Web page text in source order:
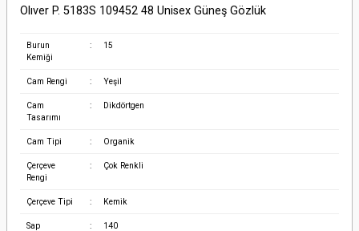
Olıver P. 5183S 109452 48 Unisex Güneş Gözlük
Burun
Kemiği
: 15
Cam Rengi : Yeşil
Cam
Tasarımı
: Dikdörtgen
Cam Tipi : Organik
Çerçeve
Rengi
: Çok Renkli
Çerçeve Tipi : Kemik
Sap
: 140